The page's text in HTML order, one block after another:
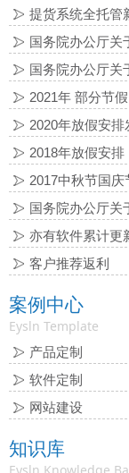
提货系统全托管
国务院办公厅关
国务院办公厅关
2021年 部分节
2020年放假安排
2018年放假安排
2017中秋节国
国务院办公厅关
亦有软件累计更
客户推荐返利
案例中心
Eysln Template
产品定制
软件定制
网站建设
知识库